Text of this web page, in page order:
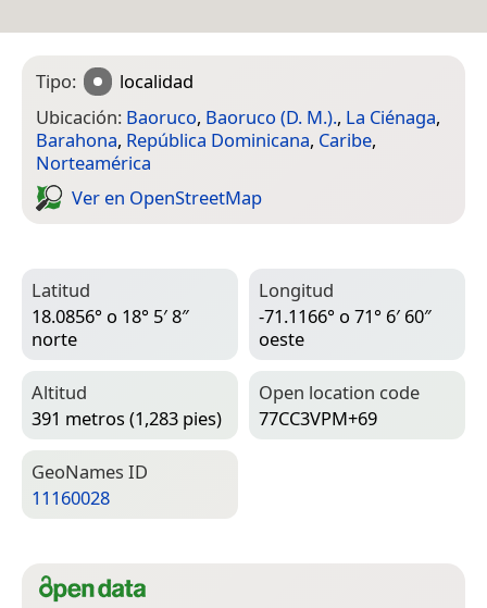
Tipo:
localidad
Ubicación: Baoruco, Baoruco (D. M.)., La Ciénaga,
Barahona, República Dominicana, Caribe,
Norteamérica
Ver en Open­Street­Map
Latitud
18.0856° o 18° 5′ 8″
norte
Longitud
-71.1166° o 71° 6′ 60″
oeste
Altitud
391 metros (1,283 pies)
Open location code
77CC3VPM+69
Geo­Names ID
11160028